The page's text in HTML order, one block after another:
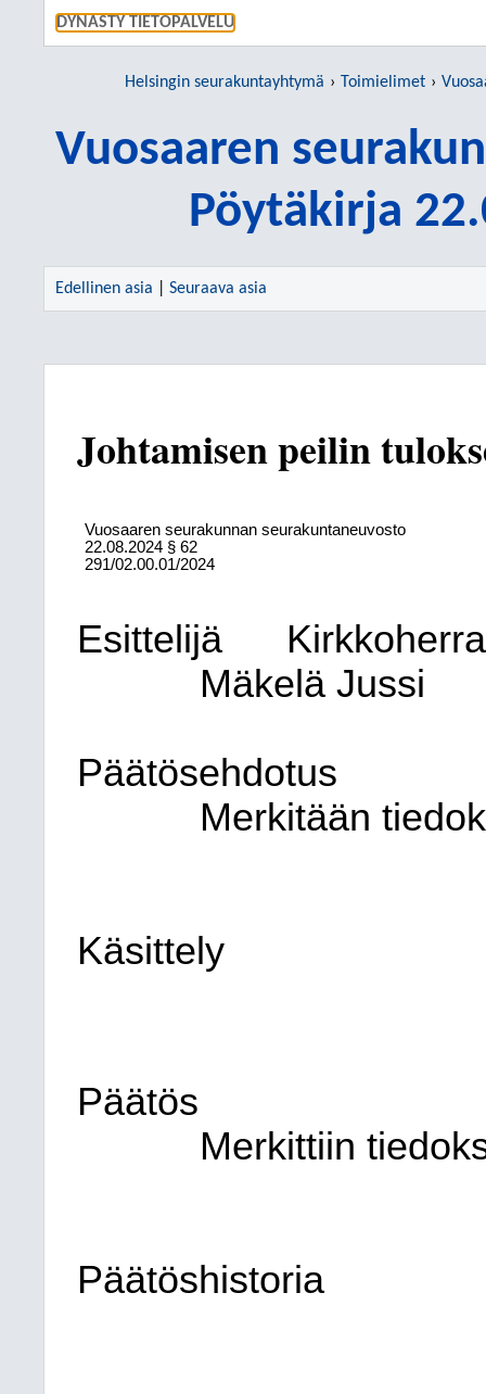
DYNASTY TIETOPALVELU
Helsingin seurakuntayhtymä Toimielimet
Vuosaaren
Pöytäkirja
Edellinen asia Seuraava asia
Johtamisen peilin
Vuosaaren seurakunnan seurakuntaneuvosto
22.08.2024 § 62
291/02.00.01/2024
Esittelijä
Mäkelä Jussi
Päätösehdotus
Merkitään
Käsittely
Päätös
Merkittiin
Päätöshistoria